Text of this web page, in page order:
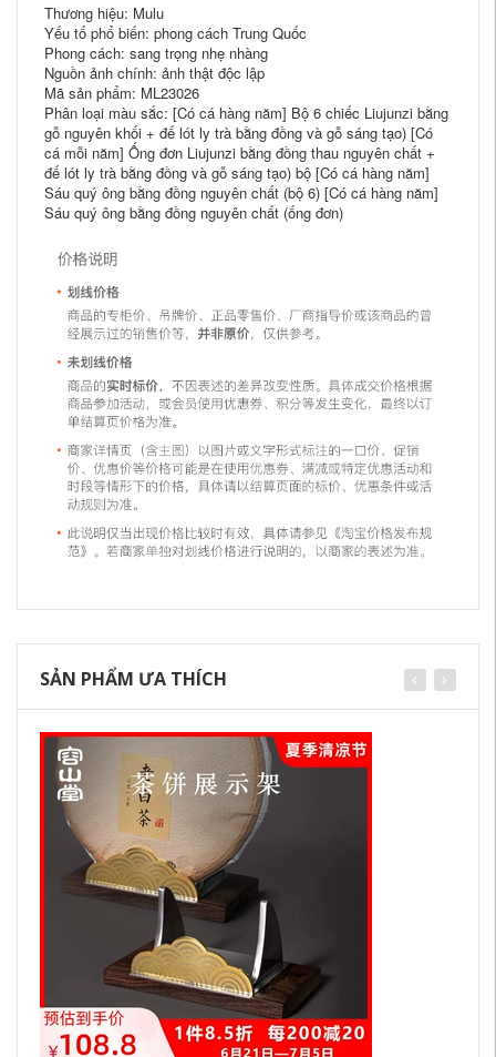
Thương hiệu: Mulu
Yếu tố phổ biến: phong cách Trung Quốc
Phong cách: sang trọng nhẹ nhàng
Nguồn ảnh chính: ảnh thật độc lập
Mã sản phẩm: ML23026
Phân loại màu sắc: [Có cá hàng năm] Bộ 6 chiếc Liujunzi bằng
gỗ nguyên khối + đế lót ly trà bằng đồng và gỗ sáng tạo) [Có
cá mỗi năm] Ống đơn Liujunzi bằng đồng thau nguyên chất +
đế lót ly trà bằng đồng và gỗ sáng tạo) bộ [Có cá hàng năm]
Sáu quý ông bằng đồng nguyên chất (bộ 6) [Có cá hàng năm]
Sáu quý ông bằng đồng nguyên chất (ống đơn)
SẢN PHẨM ƯA THÍCH